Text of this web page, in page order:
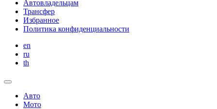
Автовладельцам
Трансфер
Избранное
Политика конфиденциальности
en
ru
th
Авто
Мото